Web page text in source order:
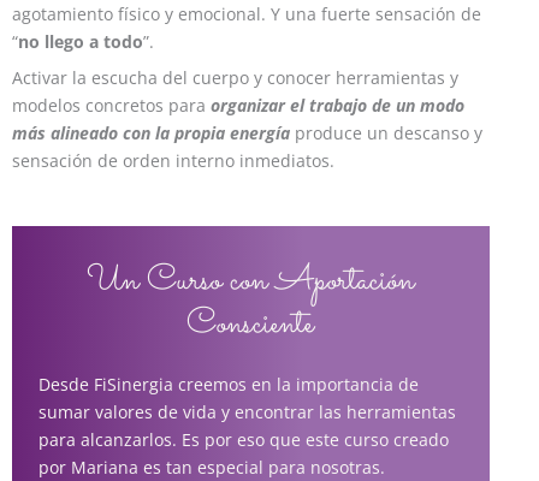
agotamiento físico y emocional. Y una fuerte sensación de
“no llego a todo”.
Activar la escucha del cuerpo y conocer herramientas y
modelos concretos para organizar el trabajo de un modo
más alineado con la propia energía produce un descanso y
sensación de orden interno inmediatos.
Un Curso con Aportación
Consciente
Desde FiSinergia creemos en la importancia de
sumar valores de vida y encontrar las herramientas
para alcanzarlos. Es por eso que este curso creado
por Mariana es tan especial para nosotras.